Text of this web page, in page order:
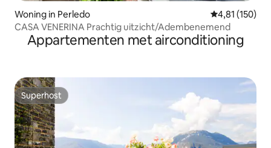
Woning in Perledo Gemiddelde
4,81 (150)
CASA VENERINA Prachtig uitzicht/Adembenemend
Appartementen met airconditioning
Superhost
Superhost